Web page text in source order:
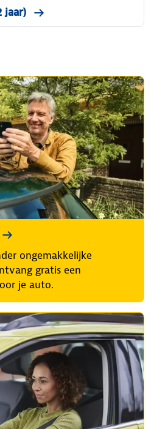
jaar)
ongemakkelijke
gratis een
je auto.